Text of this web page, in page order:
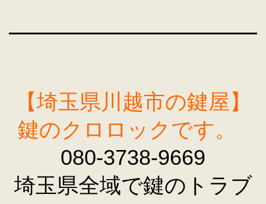
【埼玉県川越市の鍵屋】
鍵のクロロックです。
080-3738-9669
埼玉県全域で鍵のトラブ